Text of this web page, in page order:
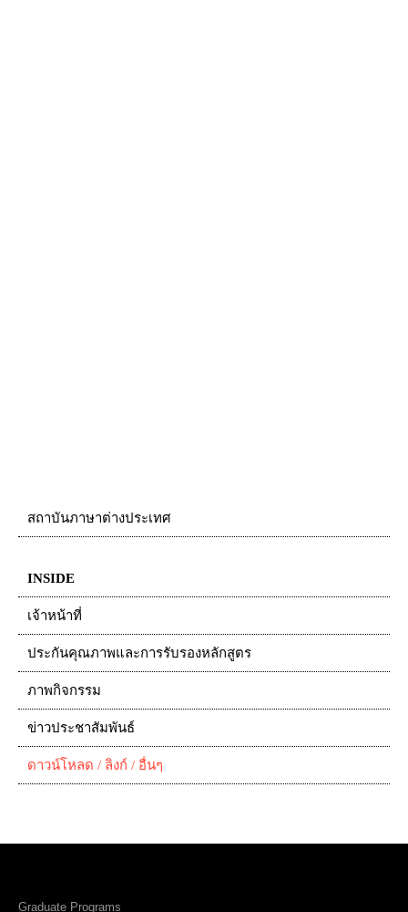
สถาบันภาษาต่างประเทศ
INSIDE
เจ้าหน้าที่
ประกันคุณภาพและการรับรองหลักสูตร
ภาพกิจกรรม
ข่าวประชาสัมพันธ์
ดาวน์โหลด / ลิงก์ / อื่นๆ
Graduate Programs